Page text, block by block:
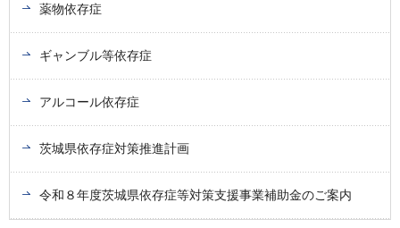
薬物依存症
ギャンブル等依存症
アルコール依存症
茨城県依存症対策推進計画
令和８年度茨城県依存症等対策支援事業補助金のご案内